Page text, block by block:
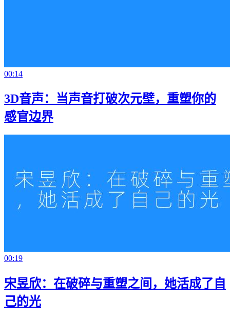
00:14
3D音声：当声音打破次元壁，重塑你的
感官边界
00:19
宋昱欣：在破碎与重塑之间，她活成了自
己的光